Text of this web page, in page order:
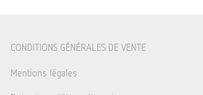
CONDITIONS GÉNÉRALES DE VENTE
Mentions légales